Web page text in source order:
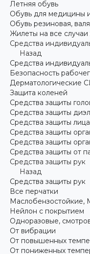
Летняя обувь
Обувь для медицины
Обувь резиновая,
Жилеты на все
Средства
Назад
Средства
Безопасность
Дерматологические
Защита коленей
Средства защиты
Средства защиты
Средства защиты
Средства защиты
Средства защиты
Средства защиты от
Средства защиты рук
Назад
Средства защиты рук
Все перчатки
Маслобензостойкие,
Нейлон с покрытием
Одноразовые,
От вибрации
От повышенных
От пониженных